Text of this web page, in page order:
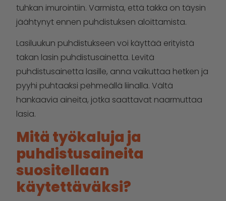
tuhkan imurointiin. Varmista, että takka on täysin
jäähtynyt ennen puhdistuksen aloittamista.
Lasiluukun puhdistukseen voi käyttää erityistä
takan lasin puhdistusainetta. Levitä
puhdistusainetta lasille, anna vaikuttaa hetken ja
pyyhi puhtaaksi pehmeällä liinalla. Vältä
hankaavia aineita, jotka saattavat naarmuttaa
lasia.
Mitä työkaluja ja
puhdistusaineita
suositellaan
käytettäväksi?